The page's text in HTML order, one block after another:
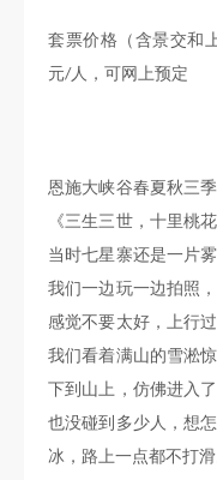
套票价格（含景交和
元/人， 可网上预定
恩施大峡谷春夏秋三
《三生三世，十里桃
当时七星寨还是一片
我们一边玩一边拍照
感觉不要太好，
上行
我们看着满山的雪淞
下到山上，仿佛进入
也没碰到多少人，想
冰，路上一点都不打滑